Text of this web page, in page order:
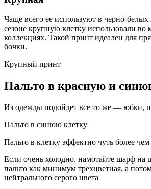
Чаще всего ее используют в черно-
сезоне крупную клетку использовали
коллекциях. Такой принт идеален для
бочки.
Крупный принт
Пальто в красную и
Из одежды подойдет все то же — юбки,
Пальто в синюю клетку
Пальто в клетку эффектно чуть более
Если очень холодно, намотайте шарф на
пальто как минимум трехцветная, а
нейтрального серого цвета